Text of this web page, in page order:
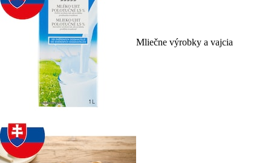
Mliečne výrobky a vajcia